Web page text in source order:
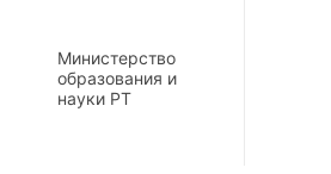
Министерство
образования и
науки РТ